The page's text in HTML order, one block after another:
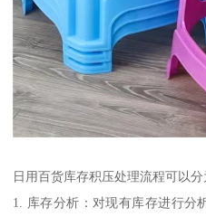
日用百货库存积压处理流程可以分
1. 库存分析：对现有库存进行分